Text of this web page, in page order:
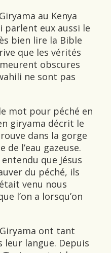
au Kenya
parlent eux aussi le
bien lire la Bible
que les vérités
obscures
ne sont pas
mot pour péché en
giryama décrit le
dans la gorge
de l’eau gazeuse.
que Jésus
du péché, ils
venu nous
l’on a lorsqu’on
ont tant
leur langue. Depuis